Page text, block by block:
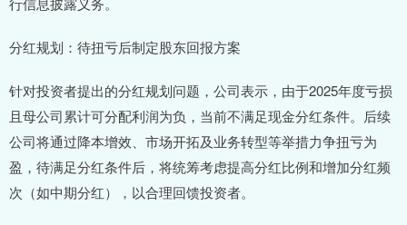
分红规划：待扭亏后制定股东回报方案
针对投资者提出的分红规划问题，公司表示，由于2025年度亏损
且母公司累计可分配利润为负，当前不满足现金分红条件。后续
公司将通过降本增效、市场开拓及业务转型等举措力争扭亏为
盈，待满足分红条件后，将统筹考虑提高分红比例和增加分红频
次（如中期分红），以合理回馈投资者。